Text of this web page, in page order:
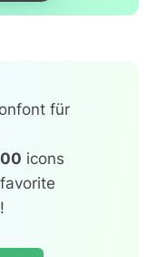
für
icons